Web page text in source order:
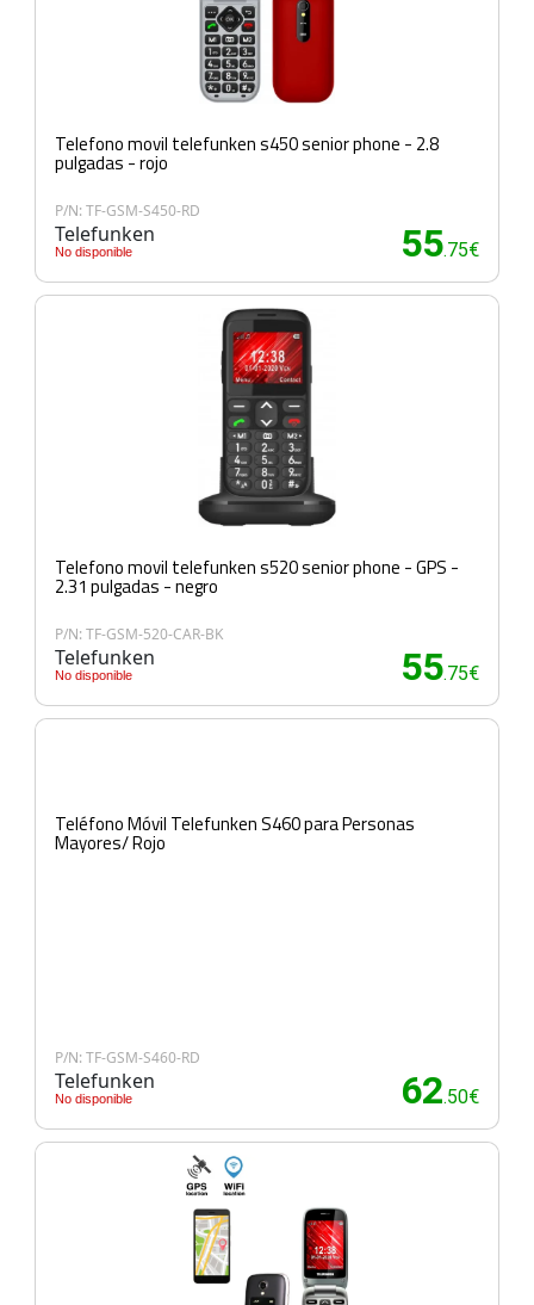
Telefono movil telefunken s450 senior phone - 2.8
pulgadas - rojo
P/N: TF-GSM-S450-RD
Telefunken
No disponible 55.75€
Telefono movil telefunken s520 senior phone - GPS -
2.31 pulgadas - negro
P/N: TF-GSM-520-CAR-BK
Telefunken
No disponible 55.75€
Teléfono Móvil Telefunken S460 para Personas
Mayores/ Rojo
P/N: TF-GSM-S460-RD
Telefunken
No disponible 62.50€